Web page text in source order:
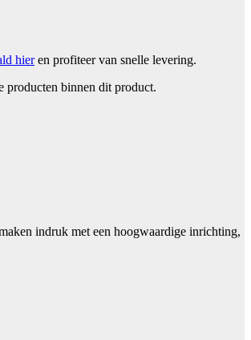
hieren profiteer van snelle levering.
producten binnen dit product.
indruk met een hoogwaardige inrichting,